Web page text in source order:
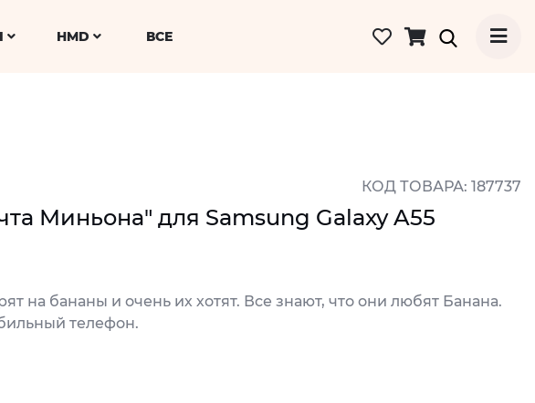
HMD ВСЕ
КОД ТОВАРА: 187737
Миньона" для Samsung Galaxy A55
на бананы и очень их хотят. Все знают, что они любят Банана.
телефон.